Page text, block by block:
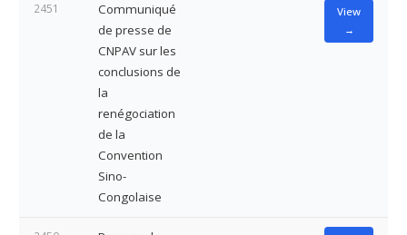
2451
Communiqué
de presse de
CNPAV sur les
conclusions de
la
renégociation
de la
Convention
Sino-
Congolaise
View
→